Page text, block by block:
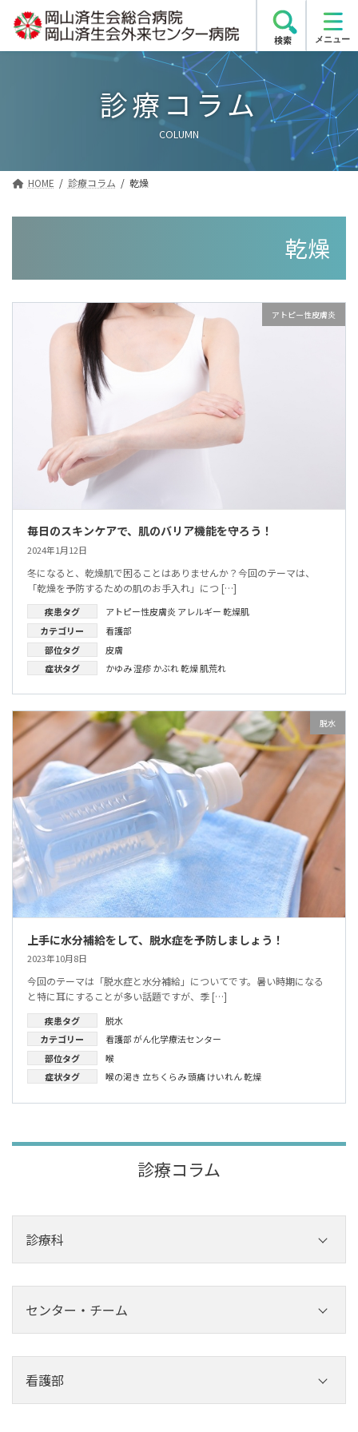
テ
ゲ
診療コラム
COLUMN
HOME 診療コラム 乾燥
乾燥
アトピー性皮膚炎
毎日のスキンケアで、肌のバリア機能を守ろう！
2024年1月12日
冬になると、乾燥肌で困ることはありませんか？今回のテーマは、
「乾燥を予防するための肌のお手入れ」につ […]
疾患タグ アトピー性皮膚炎 アレルギー乾燥肌
カテゴリー
看護部
部位タグ
皮膚
症状タグ
かゆみ湿疹 かぶれ乾燥肌荒れ
脱水
上手に水分補給をして、脱水症を予防しましょう！
2023年10月8日
今回のテーマは「脱水症と水分補給」についてです。暑い時期になる
と特に耳にすることが多い話題ですが、季 […]
疾患タグ
脱水
カテゴリー
看護部がん化学療法センター
部位タグ
喉
症状タグ
喉の渇き 立ちくらみ頭痛 けいれん乾燥
診療コラム
診療科
外科
その他診療科
センター・チーム
チーム
看護部
検索